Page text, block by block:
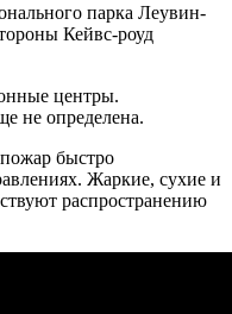
парка Леувин-
Кейвс-роуд
центры.
не определена.
быстро
Жаркие, сухие и
распространению